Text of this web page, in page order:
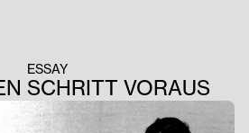
ESSAY
SCHRITT VORAUS